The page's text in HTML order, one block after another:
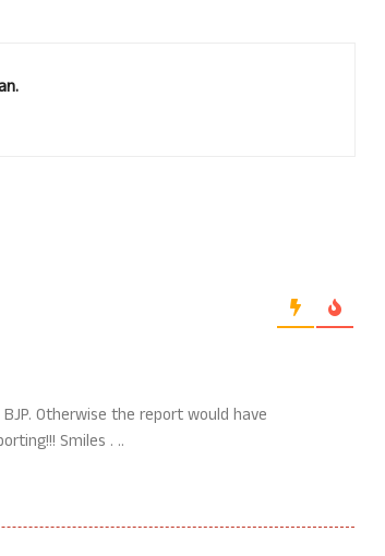
Otherwise the report would have
Smiles . ..